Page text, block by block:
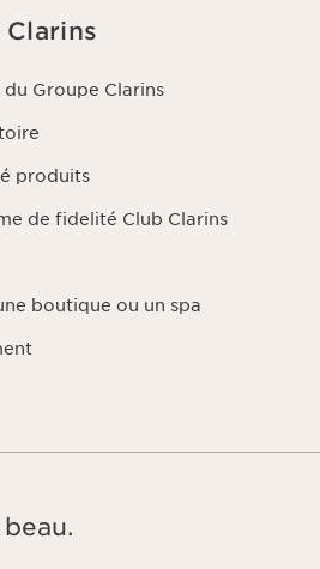
Groupe Clarins
produits
de fidelité Club Clarins
boutique ou un spa